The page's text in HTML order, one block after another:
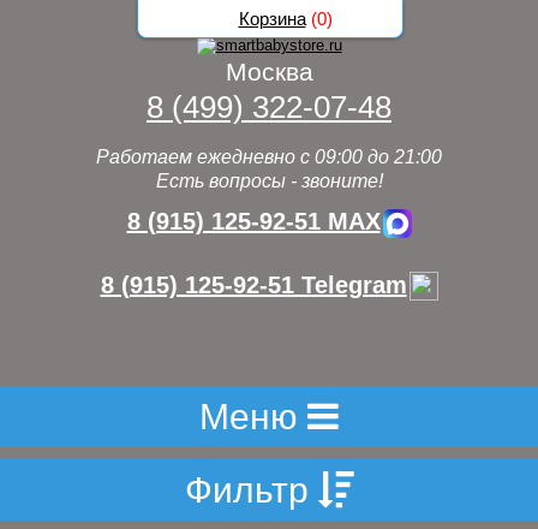
Москва
8 (499) 322-07-48
Работаем ежедневно с 09:00 до 21:00
Есть вопросы - звоните!
8 (915) 125-92-51 MAX
8 (915) 125-92-51 Telegram
Меню
Фильтр
Корзина(0)